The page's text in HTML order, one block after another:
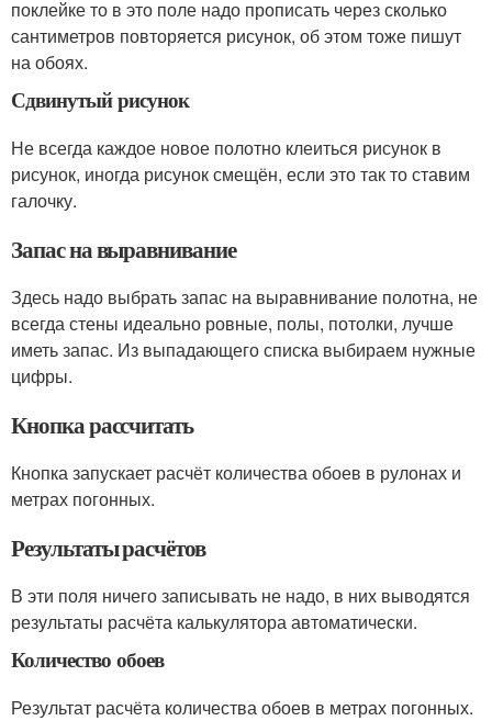
поклейке то в это поле надо прописать через сколько
сантиметров повторяется рисунок, об этом тоже пишут
на обоях.
Сдвинутый рисунок
Не всегда каждое новое полотно клеиться рисунок в
рисунок, иногда рисунок смещён, если это так то ставим
галочку.
Запас на выравнивание
Здесь надо выбрать запас на выравнивание полотна, не
всегда стены идеально ровные, полы, потолки, лучше
иметь запас. Из выпадающего списка выбираем нужные
цифры.
Кнопка рассчитать
Кнопка запускает расчёт количества обоев в рулонах и
метрах погонных.
Результаты расчётов
В эти поля ничего записывать не надо, в них выводятся
результаты расчёта калькулятора автоматически.
Количество обоев
Результат расчёта количества обоев в метрах погонных.